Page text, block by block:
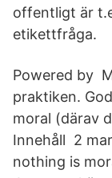
offentligt är
etikettfråga.
Powered by
praktiken.
moral (därav
Innehåll 2
nothing is